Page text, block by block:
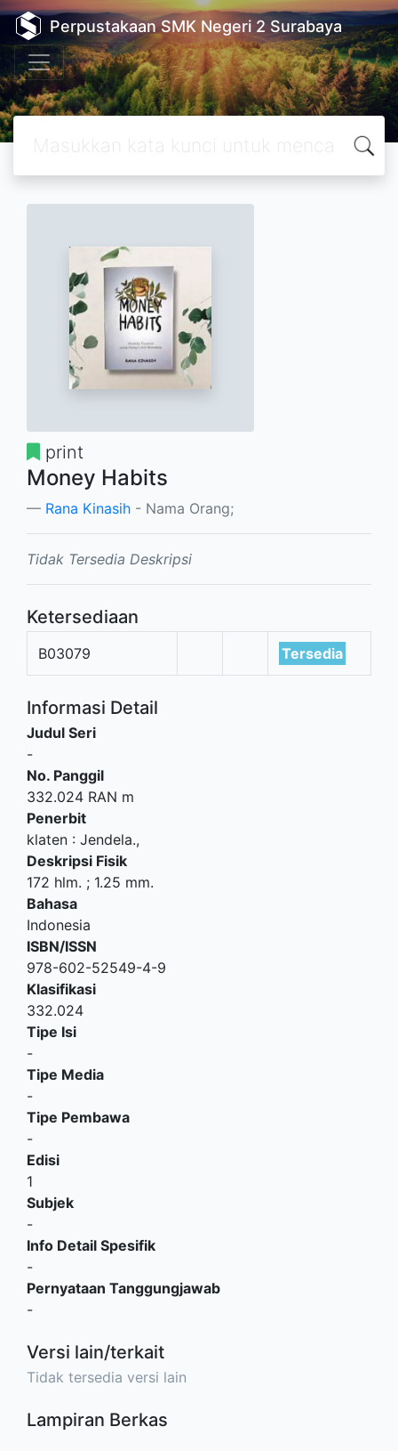
Perpustakaan SMK Negeri 2 Surabaya
print
Money Habits
Rana Kinasih - Nama Orang;
Tidak Tersedia Deskripsi
Ketersediaan
B03079 Tersedia
Informasi Detail
Judul Seri
-
No. Panggil
332.024 RAN m
Penerbit
klaten : Jendela.,
Deskripsi Fisik
172 hlm. ; 1.25 mm.
Bahasa
Indonesia
ISBN/ISSN
978-602-52549-4-9
Klasifikasi
332.024
Tipe Isi
-
Tipe Media
-
Tipe Pembawa
-
Edisi
1
Subjek
-
Info Detail Spesifik
-
Pernyataan Tanggungjawab
-
Versi lain/terkait
Tidak tersedia versi lain
Lampiran Berkas